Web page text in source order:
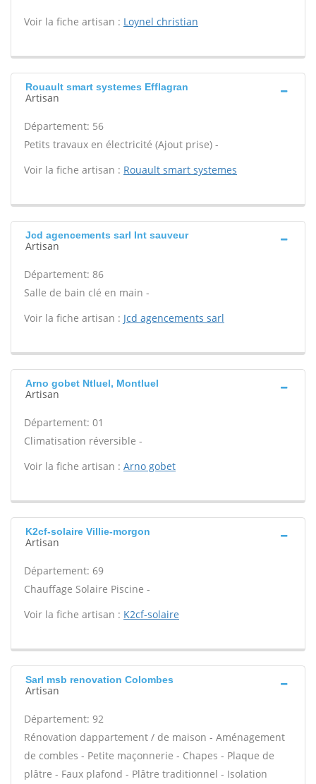
Voir la fiche artisan : Loynel christian
Rouault smart systemes Efflagran
Artisan
Département: 56
Petits travaux en électricité (Ajout prise) -
Voir la fiche artisan : Rouault smart systemes
Jcd agencements sarl Int sauveur
Artisan
Département: 86
Salle de bain clé en main -
Voir la fiche artisan : Jcd agencements sarl
Arno gobet Ntluel, Montluel
Artisan
Département: 01
Climatisation réversible -
Voir la fiche artisan : Arno gobet
K2cf-solaire Villie-morgon
Artisan
Département: 69
Chauffage Solaire Piscine -
Voir la fiche artisan : K2cf-solaire
Sarl msb renovation Colombes
Artisan
Département: 92
Rénovation dappartement / de maison - Aménagement
de combles - Petite maçonnerie - Chapes - Plaque de
plâtre - Faux plafond - Plâtre traditionnel - Isolation